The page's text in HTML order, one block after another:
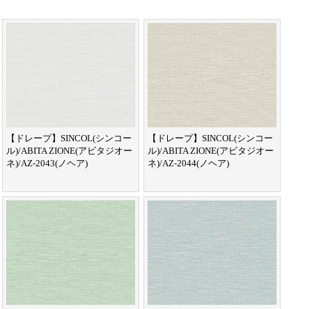
【ドレープ】SINCOL(シンコー
ル)/ABITA ZIONE(アビタジオー
ネ)/AZ-2043(ノヘア)
【ドレープ】SINCOL(シンコー
ル)/ABITA ZIONE(アビタジオー
ネ)/AZ-2044(ノヘア)